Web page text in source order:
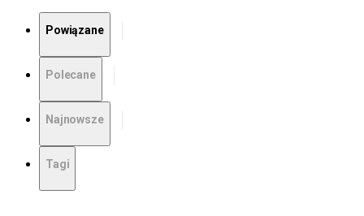
Powiązane
Polecane
Najnowsze
Tagi